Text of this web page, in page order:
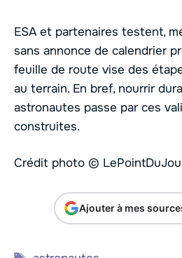
ESA et partenaires testent,
sans annonce de calendrier
feuille de route vise des
au terrain. En bref, nourrir
astronautes passe par ces
construites.
Crédit photo ©
Ajouter à mes